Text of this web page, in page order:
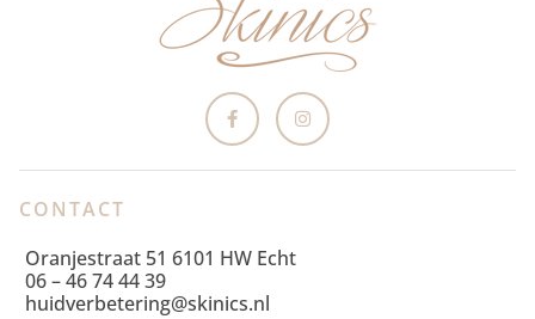
CONTACT
Oranjestraat 51 6101 HW Echt
06 – 46 74 44 39
huidverbetering@skinics.nl